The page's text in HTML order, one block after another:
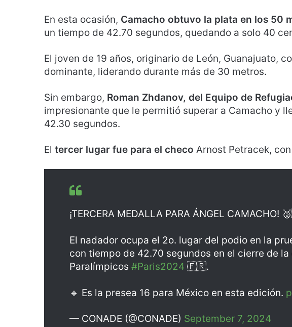
En esta ocasión, Camacho obtuvo la plata en los 50
un tiempo de 42.70 segundos, quedando a solo 40
El joven de 19 años, originario de León, Guanajuato,
dominante, liderando durante más de 30 metros.
Sin embargo, Roman Zhdanov, del Equipo de
impresionante que le permitió superar a Camacho y
42.30 segundos.
El tercer lugar fue para el checo Arnost Petracek,
¡TERCERA MEDALLA PARA ÁNGEL CAMACHO!
El nadador ocupa el 2o. lugar del podio en la
con tiempo de 42.70 segundos en el cierre de
Paralímpicos #Paris2024 🇫🇷.
🔹 Es la presea 16 para México en esta edición.
— CONADE (@CONADE) September 7, 2024